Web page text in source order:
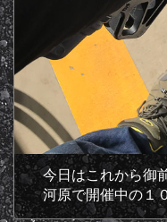
今日はこれから御
河原で開催中の１